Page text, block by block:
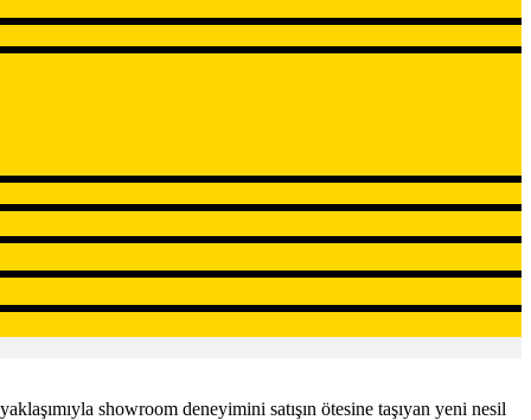
showroom deneyimini satışın ötesine taşıyan yeni nesil